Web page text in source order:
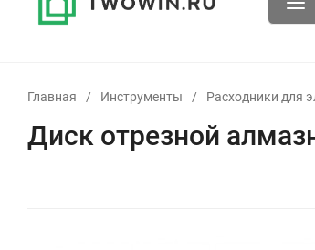
Главная / Инструменты / Расходники для
Диск отрезной